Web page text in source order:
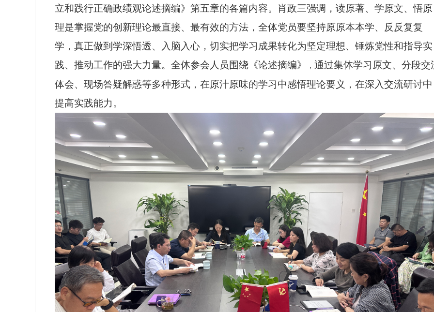
立和践行正确政绩观论述摘编》第五章的各篇内容。肖政三强调，读原著、学原文、悟原
理是掌握党的创新理论最直接、最有效的方法，全体党员要坚持原原本本学、反反复复
学，真正做到学深悟透、入脑入心，切实把学习成果转化为坚定理想、锤炼党性和指导实
践、推动工作的强大力量。全体参会人员围绕 《论述摘编》 ， 通过集体学习原文、分段交
体会、现场答疑解惑等多种形式，在原汁原味的学习中感悟理论要义，在深入交流研讨中
提高实践能力。